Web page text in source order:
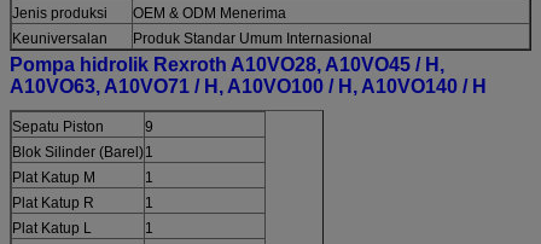
Jenis produksi
OEM & ODM Menerima
Keuniversalan
Produk Standar Umum Internasional
Pompa hidrolik Rexroth A10VO28, A10VO45 / H,
A10VO63, A10VO71 / H, A10VO100 / H, A10VO140 / H
Sepatu Piston
9
Blok Silinder (Barel)1
Plat Katup M
1
Plat Katup R
1
Plat Katup L
1